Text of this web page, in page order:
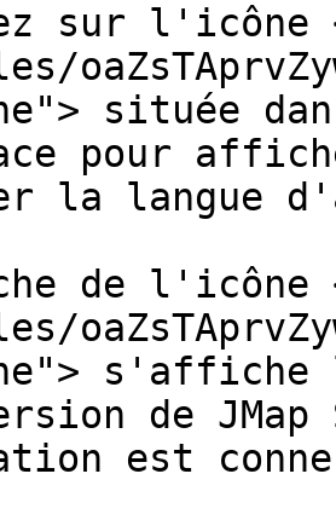
sur l'icône
située
pour
la langue
s'affiche
de
est